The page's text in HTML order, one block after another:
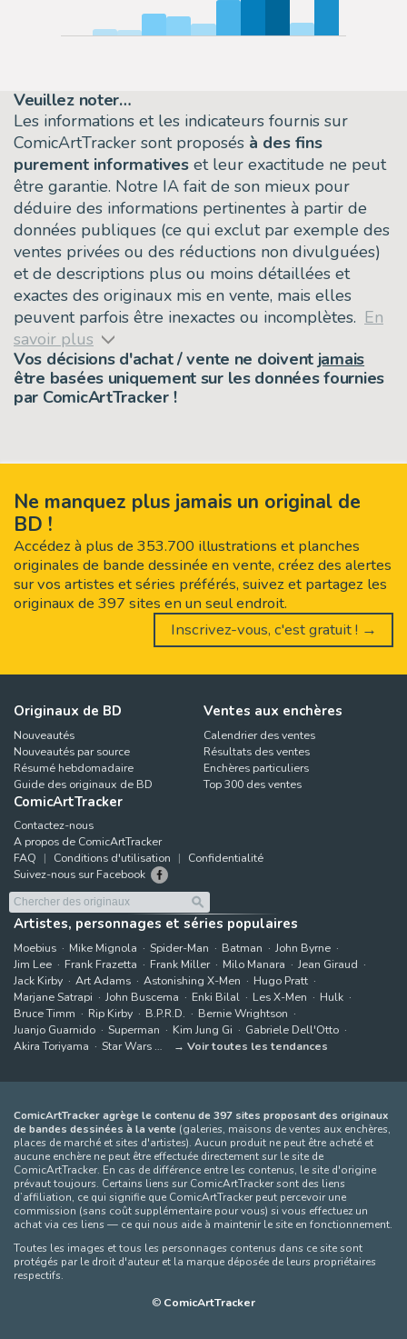
Veuillez noter…
Les informations et les indicateurs fournis sur
ComicArtTracker sont proposés à des fins
purement informatives et leur exactitude ne peut
être garantie. Notre IA fait de son mieux pour
déduire des informations pertinentes à partir de
données publiques (ce qui exclut par exemple des
ventes privées ou des réductions non divulguées)
et de descriptions plus ou moins détaillées et
exactes des originaux mis en vente, mais elles
peuvent parfois être inexactes ou incomplètes. En
savoir plus
Vos décisions d'achat / vente ne doivent jamais
être basées uniquement sur les données fournies
par ComicArtTracker !
Ne manquez plus jamais un original de
BD !
Accédez à plus de 353.700 illustrations et planches
originales de bande dessinée en vente, créez des alertes
sur vos artistes et séries préférés, suivez et partagez les
originaux de 397 sites en un seul endroit.
Inscrivez-vous, c'est gratuit ! →
Originaux de BD
Nouveautés
Nouveautés par source
Résumé hebdomadaire
Guide des originaux de BD
Ventes aux enchères
Calendrier des ventes
Résultats des ventes
Enchères particuliers
Top 300 des ventes
ComicArtTracker
Contactez-nous
A propos de ComicArtTracker
FAQ
Conditions d'utilisation
Confidentialité
Suivez-nous sur Facebook
Artistes, personnages et séries populaires
Moebius Mike Mignola Spider-Man Batman
John Byrne
Jim Lee
Frank Frazetta Frank Miller Milo Manara
Jean Giraud
Jack Kirby
Art Adams Astonishing X-Men
Hugo Pratt
Marjane Satrapi
John Buscema Enki Bilal Les X-Men
Hulk
Bruce Timm
Rip Kirby B.P.R.D.
Bernie Wrightson
Juanjo Guarnido
Superman Kim Jung Gi
Gabriele Dell'Otto
Akira Toriyama
Star Wars Voir toutes les tendances
ComicArtTracker agrège le contenu de 397 sites proposant des originaux
de bandes dessinées à la vente (galeries, maisons de ventes aux enchères,
places de marché et sites d'artistes). Aucun produit ne peut être acheté et
aucune enchère ne peut être effectuée directement sur le site de
ComicArtTracker. En cas de différence entre les contenus, le site d'origine
prévaut toujours. Certains liens sur ComicArtTracker sont des liens
d’affiliation, ce qui signifie que ComicArtTracker peut percevoir une
commission (sans coût supplémentaire pour vous) si vous effectuez un
achat via ces liens — ce qui nous aide à maintenir le site en fonctionnement.
Toutes les images et tous les personnages contenus dans ce site sont
protégés par le droit d'auteur et la marque déposée de leurs propriétaires
respectifs.
© ComicArtTracker